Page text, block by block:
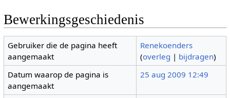
Bewerkingsgeschiedenis
Gebruiker die de pagina heeft
aangemaakt
Renekoenders
(overleg | bijdragen)
Datum waarop de pagina is
aangemaakt
25 aug 2009 12:49